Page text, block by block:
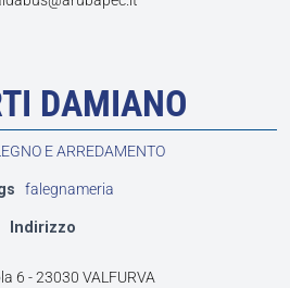
DAMIANO
E ARREDAMENTO
falegnameria
Indirizzo
6 - 23030 VALFURVA